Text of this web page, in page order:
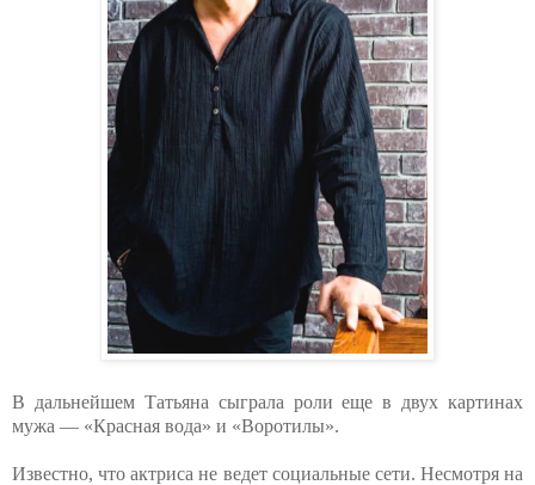
В дальнейшем Татьяна сыграла роли еще в двух картинах
мужа — «Красная вода» и «Воротилы».
Известно, что актриса не ведет социальные сети. Несмотря на